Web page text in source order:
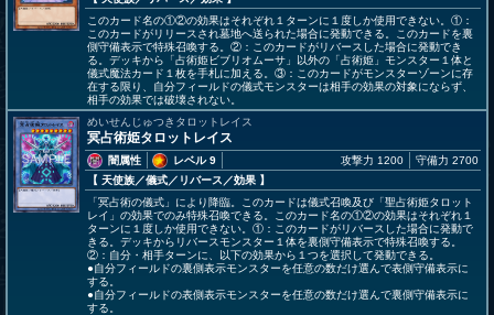
このカード名の①②の効果はそれぞれ１ターンに１度しか使用できない。①：
このカードがリリースされ墓地へ送られた場合に発動できる。このカードを裏
側守備表示で特殊召喚する。②：このカードがリバースした場合に発動でき
る。デッキから「占術姫ビブリオムーサ」以外の「占術姫」モンスター１体と
儀式魔法カード１枚を手札に加える。③：このカードがモンスターゾーンに存
在する限り、自分フィールドの儀式モンスターは相手の効果の対象にならず、
相手の効果では破壊されない。
めいせんじゅつきタロットレイス
冥占術姫タロットレイス
闇属性
レベル 9
【 天使族／儀式／リバース／効果 】
攻撃力 1200 守備力 2700
「冥占術の儀式」により降臨。このカードは儀式召喚及び「聖占術姫タロット
レイ」の効果でのみ特殊召喚できる。このカード名の①②の効果はそれぞれ１
ターンに１度しか使用できない。①：このカードがリバースした場合に発動で
きる。デッキからリバースモンスター１体を裏側守備表示で特殊召喚する。
②：自分・相手ターンに、以下の効果から１つを選択して発動できる。
●自分フィールドの裏側表示モンスターを任意の数だけ選んで表側守備表示に
する。
●自分フィールドの表側表示モンスターを任意の数だけ選んで裏側守備表示に
する。